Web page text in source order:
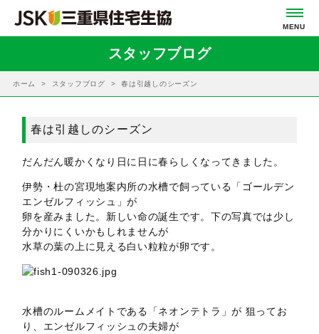
スタッフブログ
ホーム スタッフブログ 春は引越しのシーズン
春は引越しのシーズン
だんだん暖かくなり日に日に春らしくなってきました。
伊勢・杜の宮現地案内所の水槽で飼っている「ゴールデン
エンゼルフィッシュ」が
卵を産みました。新しい命の誕生です。下の写真では少し
分かりにくいかもしれませんが
水草の葉の上に見える白い粒粒が卵です。
水槽のルームメイトである「ネオンテトラ」が 狙ってお
り、エンゼルフィッシュの夫婦が